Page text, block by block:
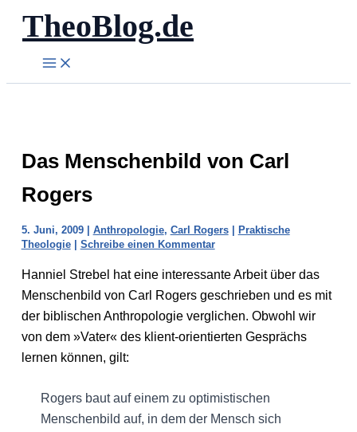
Zum
Inhalt
springen
TheoBlog.de
Das Menschenbild von Carl
Rogers
5. Juni, 2009 | Anthropologie, Carl Rogers| Praktische
Theologie| Schreibe einen Kommentar
Hanniel Strebel hat eine interessante Arbeit über das
Menschenbild von Carl Rogers geschrieben und es mit
der biblischen Anthropologie verglichen. Obwohl wir
von dem »Vater« des klient-orientierten Gesprächs
lernen können, gilt:
Rogers baut auf einem zu optimistischen
Menschenbild auf, in dem der Mensch sich